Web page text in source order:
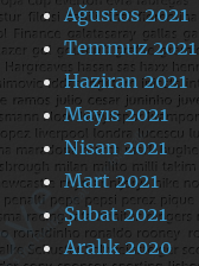
Ağustos 2021
Temmuz 2021
Haziran 2021
Mayıs 2021
Nisan 2021
Mart 2021
Şubat 2021
Aralık 2020